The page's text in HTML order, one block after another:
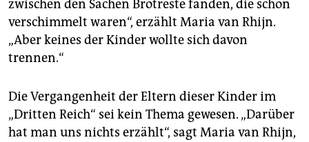
zwischen den Sachen Brotreste fanden, die schon
verschimmelt waren“, erzählt Maria van Rhijn.
„Aber keines der Kinder wollte sich davon
trennen.“
Die Vergangenheit der Eltern dieser Kinder im
„Dritten Reich“ sei kein Thema gewesen. „Darüber
hat man uns nichts erzählt“, sagt Maria van Rhijn,